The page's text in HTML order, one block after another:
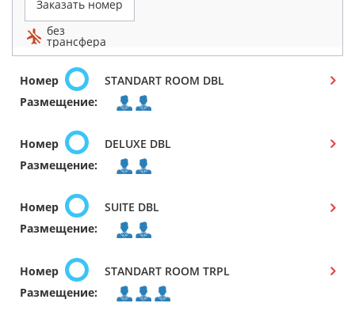
Заказать номер
без
трансфера
Номер
STANDART ROOM DBL
Размещение:
Номер
DELUXE DBL
Размещение:
Номер
SUITE DBL
Размещение:
Номер
STANDART ROOM TRPL
Размещение: